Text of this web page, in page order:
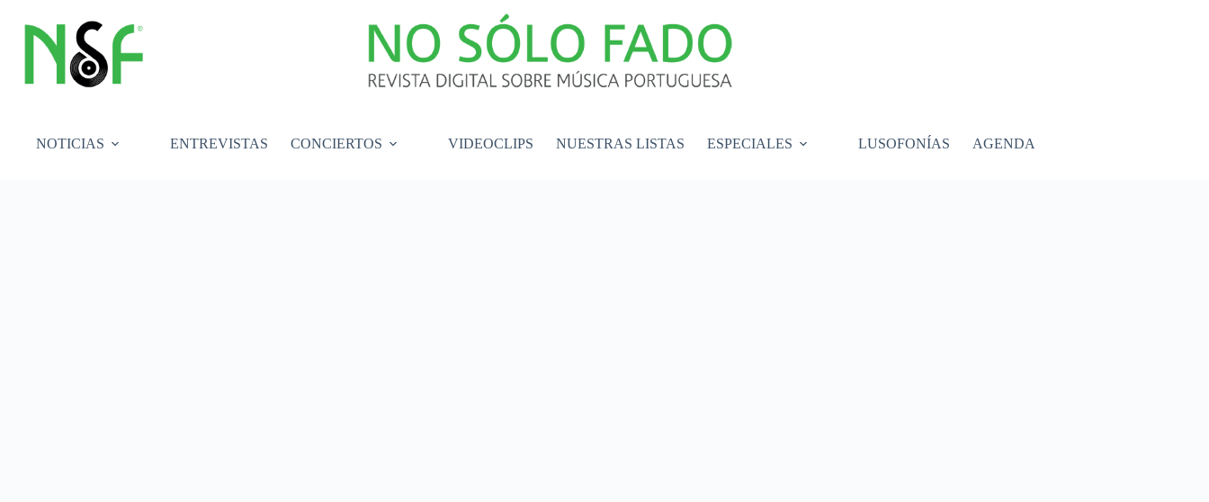
contenido
NOTICIAS ENTREVISTAS CONCIERTOS VIDEOCLIPS NUESTRAS LISTAS ESPECIALES LUSOFONÍAS AGENDA